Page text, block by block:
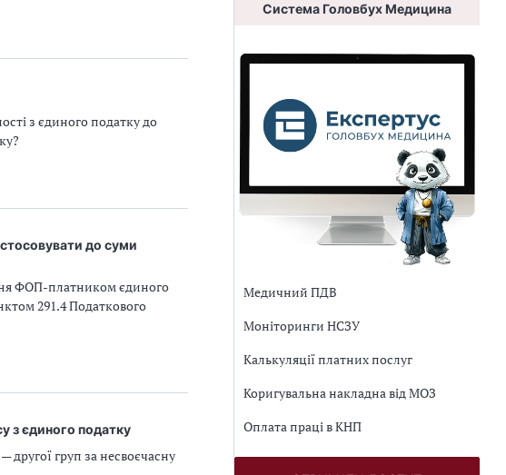
з єдиного податку до
до суми
ФОП-платником єдиного
291.4 Податкового
з єдиного податку
другої груп за несвоєчасну
Система Головбух Медицина
Медичний ПДВ
Моніторинги НСЗУ
Калькуляції платних послуг
Коригувальна накладна від МОЗ
Оплата праці в КНП